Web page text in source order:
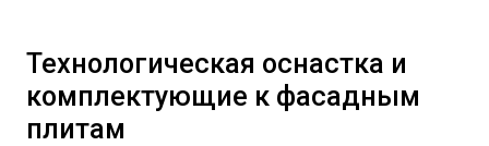
Технологическая оснастка и
комплектующие к фасадным
плитам